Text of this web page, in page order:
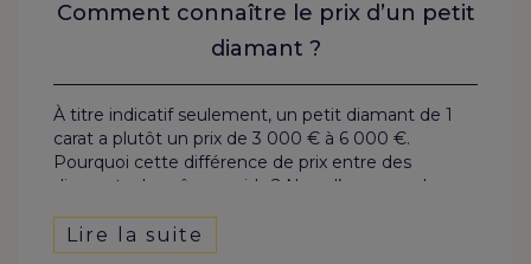
Comment connaître le prix d’un petit
diamant ?
À titre indicatif seulement, un petit diamant de 1
carat a plutôt un prix de 3 000 € à 6 000 €.
Pourquoi cette différence de prix entre des
diamants de même poids ? Nous l’avons vu, le
Lire la suite